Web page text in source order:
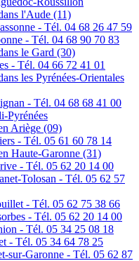
l'Aude (11)
- Tél. 04 68 26 47 59
- Tél. 04 68 90 70 83
le Gard (30)
- Tél. 04 66 72 41 01
les Pyrénées-Orientales
- Tél. 04 68 68 41 00
Pyrénées
Ariège (09)
- Tél. 05 61 60 78 14
Haute-Garonne (31)
- Tél. 05 62 20 14 00
Tolosan - Tél. 05 62 57
- Tél. 05 62 75 38 66
- Tél. 05 62 20 14 00
- Tél. 05 34 25 08 18
- Tél. 05 34 64 78 25
sur-Garonne - Tél. 05 62 87